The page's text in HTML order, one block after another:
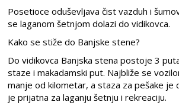
Posetioce oduševljava čist vazduh i
se laganom šetnjomdolazi do vidikovca.
Kako se stiže do Banjske stene?
Do vidikovca Banjska stena postoje 3
staze i makadamski put. Najbliže se
manje od kilometar, astaza za pešake je
je prijatna za laganju šetnju i rekreaciju.